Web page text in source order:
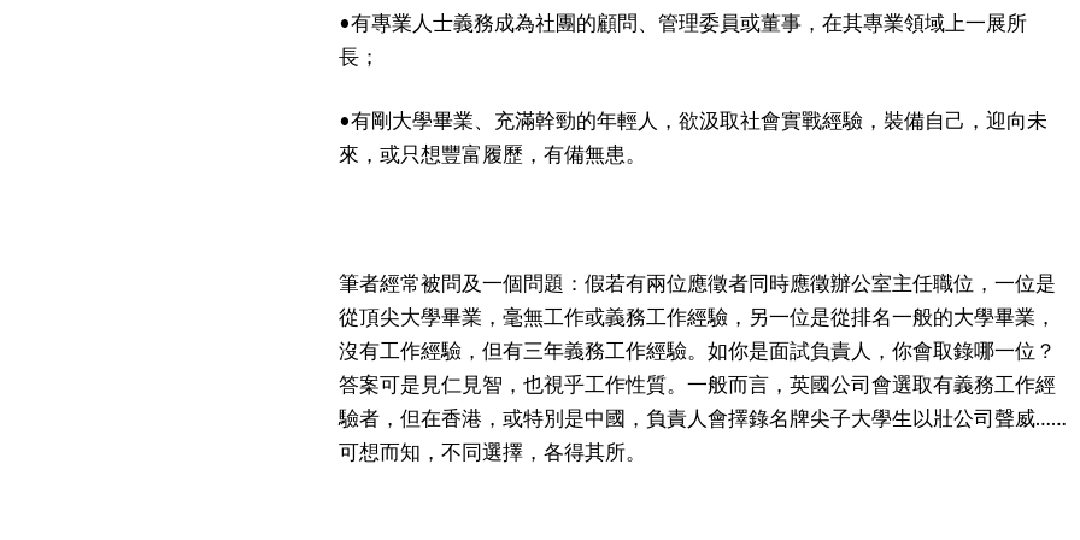
•有專業人士義務成為社團的顧問、管理委員或董事，在其專業領域上一展所
長；
•有剛大學畢業、充滿幹勁的年輕人，欲汲取社會實戰經驗，裝備自己，迎向未
來，或只想豐富履歷，有備無患。
筆者經常被問及一個問題：假若有兩位應徵者同時應徵辦公室主任職位，一位是
從頂尖大學畢業，毫無工作或義務工作經驗，另一位是從排名一般的大學畢業，
沒有工作經驗，但有三年義務工作經驗。如你是面試負責人，你會取錄哪一位？
答案可是見仁見智，也視乎工作性質。一般而言，英國公司會選取有義務工作經
驗者，但在香港，或特別是中國，負責人會擇錄名牌尖子大學生以壯公司聲威……
可想而知，不同選擇，各得其所。